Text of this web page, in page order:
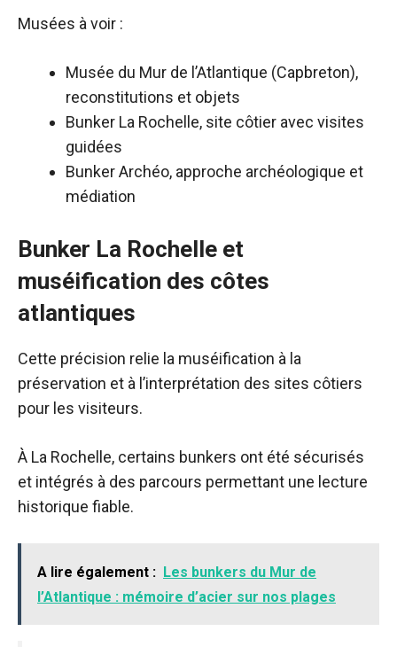
Musées à voir :
Musée du Mur de l’Atlantique (Capbreton),
reconstitutions et objets
Bunker La Rochelle, site côtier avec visites
guidées
Bunker Archéo, approche archéologique et
médiation
Bunker La Rochelle et
muséification des côtes
atlantiques
Cette précision relie la muséification à la
préservation et à l’interprétation des sites côtiers
pour les visiteurs.
À La Rochelle, certains bunkers ont été sécurisés
et intégrés à des parcours permettant une lecture
historique fiable.
A lire également : Les bunkers du Mur de
l’Atlantique : mémoire d’acier sur nos plages